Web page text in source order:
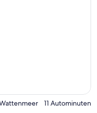
‪11 Autominuten‬